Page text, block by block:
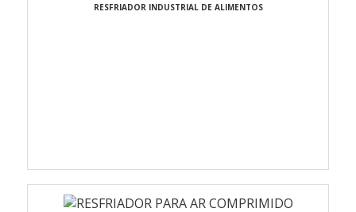
RESFRIADOR INDUSTRIAL DE ALIMENTOS